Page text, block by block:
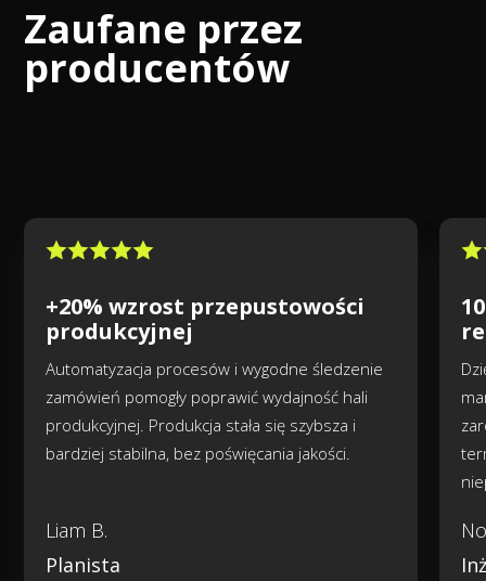
Zaufane przez
producentów
+20% wzrost przepustowości
produkcyjnej
Automatyzacja procesów i wygodne śledzenie
zamówień pomogły poprawić wydajność hali
produkcyjnej. Produkcja stała się szybsza i
bardziej stabilna, bez poświęcania jakości.
Liam B.
Planista